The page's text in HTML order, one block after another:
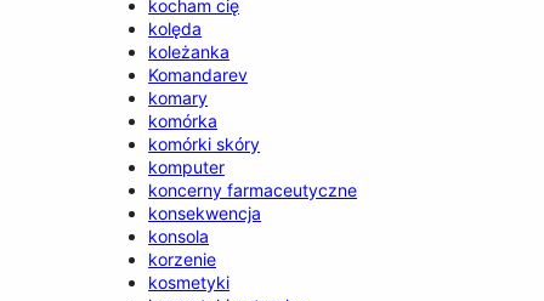
kocham cię
kolęda
koleżanka
Komandarev
komary
komórka
komórki skóry
komputer
koncerny farmaceutyczne
konsekwencja
konsola
korzenie
kosmetyki